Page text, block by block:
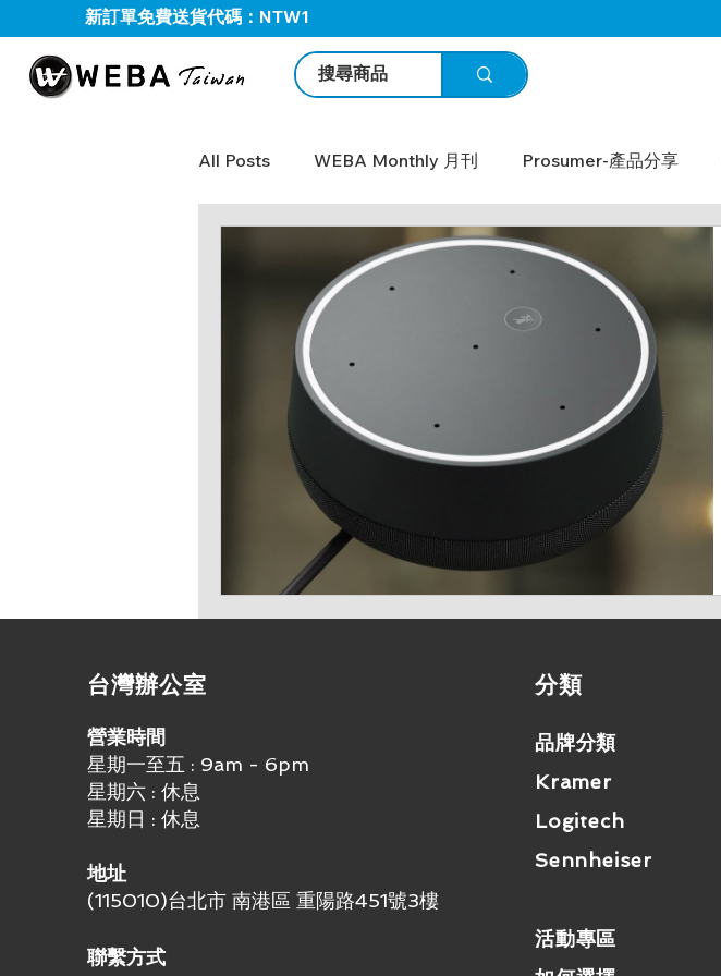
新訂單免費送貨代碼：NTW1
All Posts WEBA Monthly 月刊 Prosumer-產品分享
BOSE Profressional WEBA Monthly 台灣月刊
We Share-Logitech We Plan We Share - Lumens
Sennheiser 案例分享 We Share
​台灣辦公室
營業時間
星期一至五 : 9am - 6pm
星期六 : 休息
星期日 : 休息
地址
(115010)台北市 南港區 重陽路451號3樓
聯繫方式
​分類
品牌分類
Kramer
Logitech
Sennheiser
活動專區